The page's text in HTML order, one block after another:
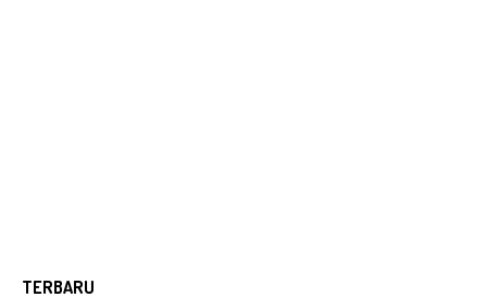
TERBARU